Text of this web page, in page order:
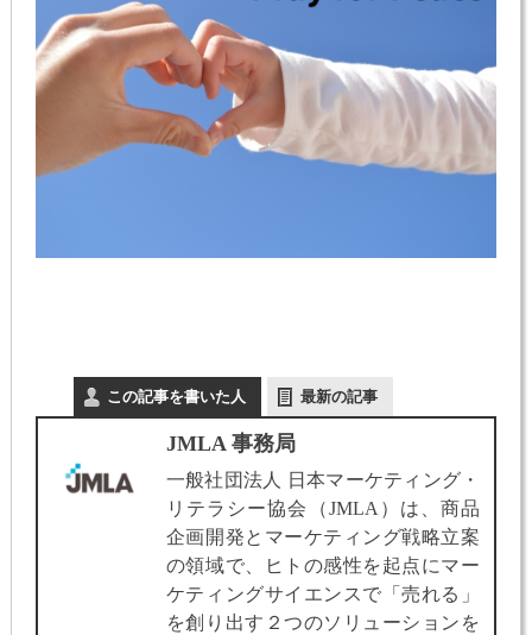
この記事を書いた人 最新の記事
JMLA 事務局
一般社団法人 日本マーケティング・
リテラシー協会（JMLA）は、商品
企画開発とマーケティング戦略立案
の領域で、ヒトの感性を起点にマー
ケティングサイエンスで「売れる」
を創り出す２つのソリューションを